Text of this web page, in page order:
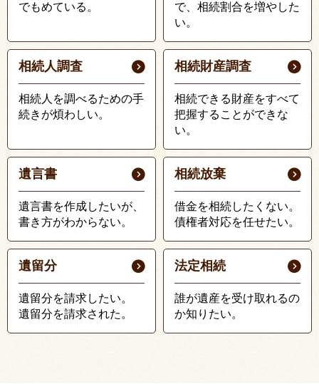
でもめている。
で、相続割合を増やした
い。
相続人調査
相続人を調べるための手
続きが煩わしい。
相続財産調査
相続できる財産をすべて
把握することができな
い。
遺言書
遺言書を作成したいが、
書き方がわからない。
相続放棄
借金を相続したくない。
債権者対応を任せたい。
遺留分
遺留分を請求したい。
遺留分を請求された。
法定相続
誰が遺産を受け取れるの
か知りたい。